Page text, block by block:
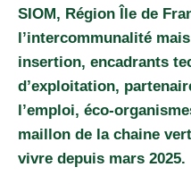
SIOM, Région Île de
l’intercommunalité
insertion, encadrants
d’exploitation,
l’emploi, éco-
maillon de la chaine
vivre depuis mars 2025.